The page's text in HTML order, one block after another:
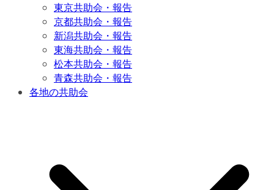
東京共助会・報告
京都共助会・報告
新潟共助会・報告
東海共助会・報告
松本共助会・報告
青森共助会・報告
各地の共助会